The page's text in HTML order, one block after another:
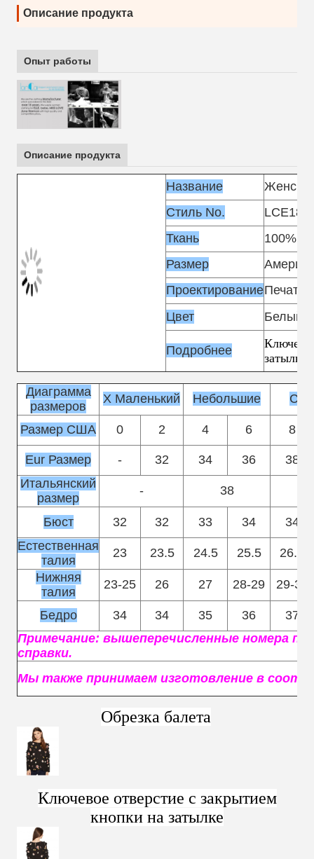
Описание продукта
Опыт работы
Описание продукта
Название
Стиль No.
Ткань
100%
Размер
ПроектированиеПечать
Цвет
Белый,
Подробнее
затылке
Диаграмма
размеров
X Маленький Небольшие
Размер США 0 2 4 6 8
Eur Размер - 32 34 36
38
Итальянский
размер
- 38
Бюст 32 32 33 34
34
Естественная
талия
23 23.5 24.5 25.5
26.5
Нижняя
талия
23-25 26 27 28-29 29-30
Бедро 34 34 35 36
37
Примечание: вышеперечисленные номера
справки.
Мы также принимаем изготовление в
Обрезка балета
Ключевое отверстие с закрытием
кнопки на затылке